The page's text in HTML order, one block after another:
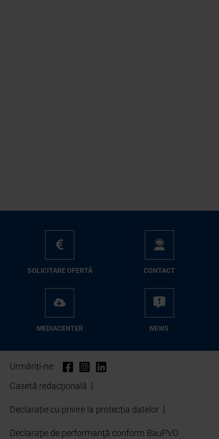
SO­LI­CI­TA­RE OFER­TĂ CON­TA­CT
ME­D­IA­CEN­TER NEWS
Urmăriți-ne:
Casetă redacţională
Declarație cu privire la protecția datelor
Declaraţie de performanţă conform BauPVO